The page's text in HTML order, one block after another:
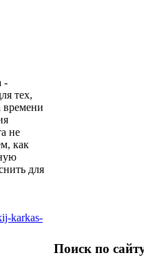
-
тех,
времени
не
как
для
Поиск по